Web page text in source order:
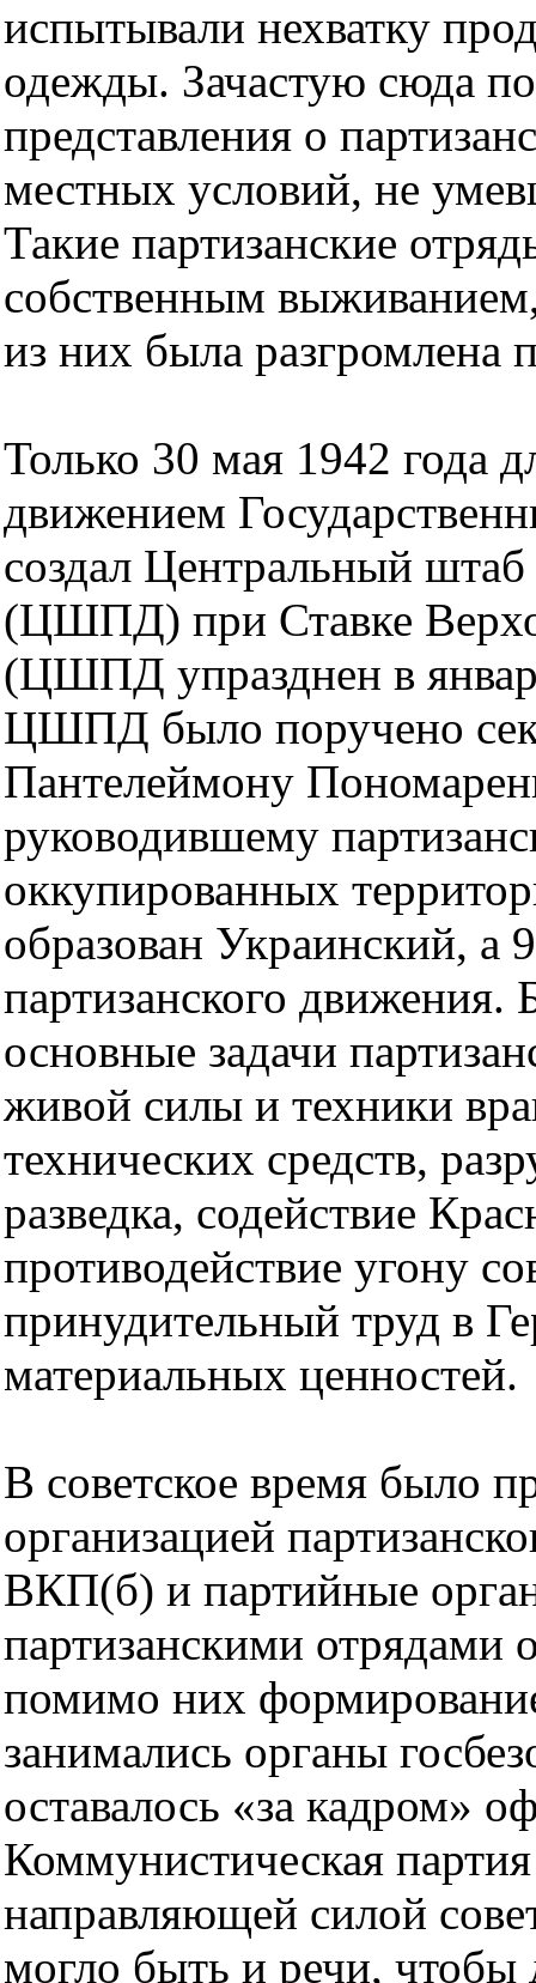
испытывали нехватку
одежды. Зачастую сюда
представления о
местных условий, не
Такие партизанские
собственным
из них была разгромлена
Только 30 мая 1942 года
движением
создал Центральный
(ЦШПД) при Ставке
(ЦШПД упразднен в
ЦШПД было поручено
Пантелеймону
руководившему
оккупированных
образован Украинский, а
партизанского
основные задачи
живой силы и техники
технических средств,
разведка, содействие
противодействие угону
принудительный труд в
материальных ценностей.
В советское время было
организацией
ВКП(б) и партийные
партизанскими
помимо них
занимались органы
оставалось «за кадром»
Коммунистическая
направляющей силой
могло быть и речи, чтобы